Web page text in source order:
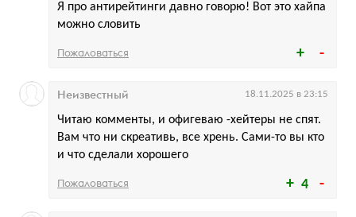
Я про антирейтинги давно говорю! Вот это хайпа
можно словить
Пожаловаться
4
Читаю комменты, и офигеваю -хейтеры не спят.
Вам что ни скреативь, все хрень. Сами-то вы кто
и что сделали хорошего
Неизвестный 18.11.2025 в 23:15
Пожаловаться